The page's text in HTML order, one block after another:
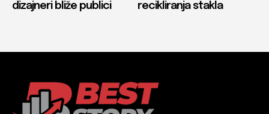
dizajneri bliže publici
recikliranja stakla